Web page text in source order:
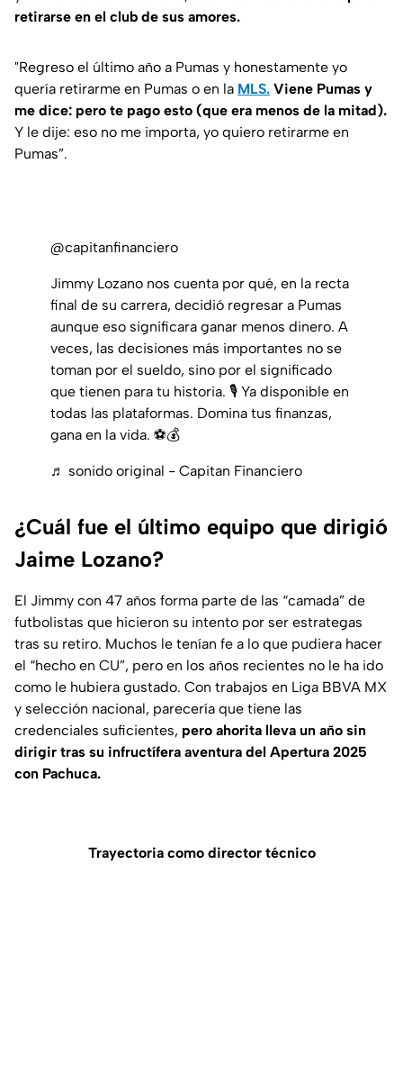
retirarse en el club de sus amores.
"Regreso el último año a Pumas y honestamente yo
quería retirarme en Pumas o en la MLS. Viene Pumas y
me dice: pero te pago esto (que era menos de la mitad).
Y le dije: eso no me importa, yo quiero retirarme en
Pumas”.
@capitanfinanciero
Jimmy Lozano nos cuenta por qué, en la recta
final de su carrera, decidió regresar a Pumas
aunque eso significara ganar menos dinero. A
veces, las decisiones más importantes no se
toman por el sueldo, sino por el significado
que tienen para tu historia. 🎙️ Ya disponible en
todas las plataformas. Domina tus finanzas,
gana en la vida. ⚽💰
♬ sonido original - Capitan Financiero
¿Cuál fue el último equipo que dirigió
Jaime Lozano?
El Jimmy con 47 años forma parte de las “camada” de
futbolistas que hicieron su intento por ser estrategas
tras su retiro. Muchos le tenían fe a lo que pudiera hacer
el “hecho en CU”, pero en los años recientes no le ha ido
como le hubiera gustado. Con trabajos en Liga BBVA MX
y selección nacional, parecería que tiene las
credenciales suficientes, pero ahorita lleva un año sin
dirigir tras su infructífera aventura del Apertura 2025
con Pachuca.
Trayectoria como director técnico